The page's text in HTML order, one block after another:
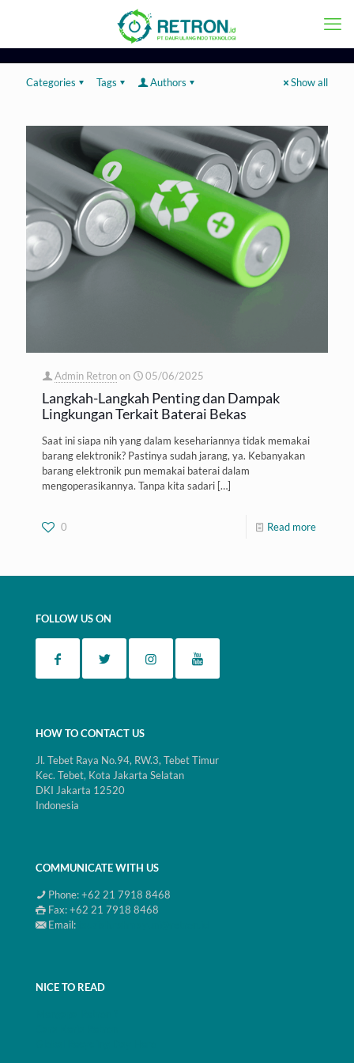
Categories Tags Authors Show all
Admin Retronon 05/06/2025
Langkah-Langkah Penting dan Dampak
Lingkungan Terkait Baterai Bekas
Saat ini siapa nih yang dalam kesehariannya tidak memakai
barang elektronik? Pastinya sudah jarang, ya. Kebanyakan
barang elektronik pun memakai baterai dalam
mengoperasikannya. Tanpa kita sadari […]
0 Read more
FOLLOW US ON
HOW TO CONTACT US
Jl. Tebet Raya No.94, RW.3, Tebet Timur
Kec. Tebet, Kota Jakarta Selatan
DKI Jakarta 12520
Indonesia
COMMUNICATE WITH US
Phone:+62 21 7918 8468
Fax:+62 21 7918 8468
Email:
NICE TO READ